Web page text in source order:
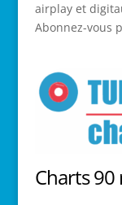
airplay et
Abonnez-vous
Charts